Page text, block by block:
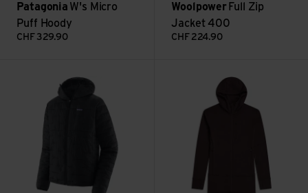
Patagonia W's Micro
Puff Hoody
CHF 329.90
Woolpower Full Zip
Jacket 400
CHF 224.90